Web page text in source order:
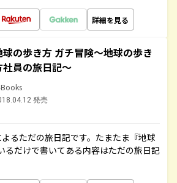
詳細を見る
球の歩き方 ガチ冒険～地球の歩き
社員の旅日記～
発売
るただの旅日記です。たまたま『地球
るだけで書いてある内容はただの旅日記